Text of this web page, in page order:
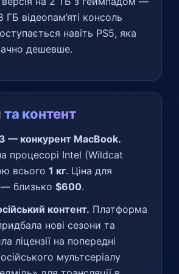
ГБ відеопам’яті консоль
навіть PS5, яка
дешевше.
та контент
— конкурент MacBook.
процесорі Intel (Wildcat
всього 1 кг. Ціна для
— близько $600.
контент. Платформа
нові сезони та
ліцензії на попередні
мультсеріалу